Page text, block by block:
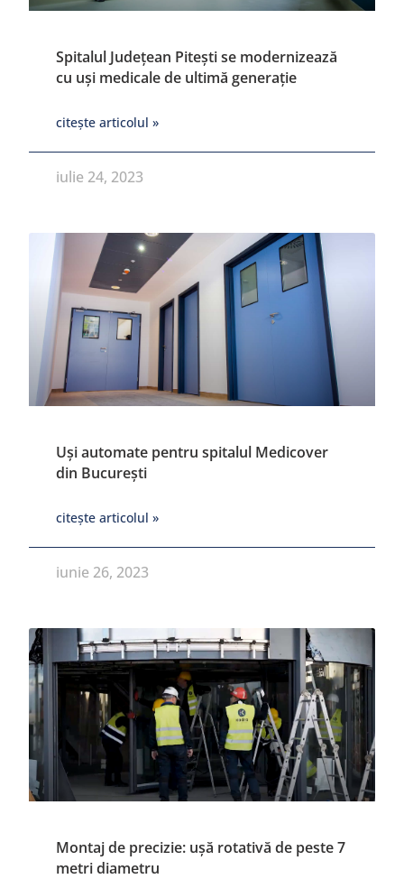
Spitalul Județean Pitești se modernizează
cu uși medicale de ultimă generație
citește articolul »
iulie 24, 2023
Uși automate pentru spitalul Medicover
din București
citește articolul »
iunie 26, 2023
Montaj de precizie: ușă rotativă de peste 7
metri diametru